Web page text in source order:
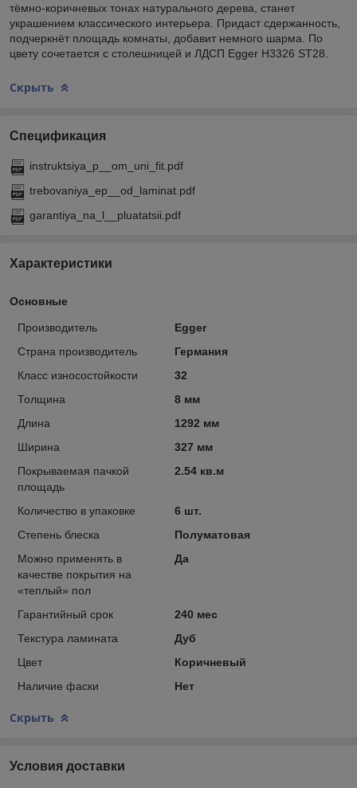
тёмно-коричневых тонах натурального дерева, станет
украшением классического интерьера. Придаст сдержанность,
подчеркнёт площадь комнаты, добавит немного шарма. По
цвету сочетается с столешницей и ЛДСП Egger H3326 ST28.
Скрыть
Спецификация
instruktsiya_p__om_uni_fit.pdf
trebovaniya_ep__od_laminat.pdf
garantiya_na_l__pluatatsii.pdf
Характеристики
Основные
Производитель
Egger
Страна производитель
Германия
Класс износостойкости
32
Толщина
8 мм
Длина
1292 мм
Ширина
327 мм
Покрываемая пачкой
площадь
2.54 кв.м
Количество в упаковке
6 шт.
Степень блеска
Полуматовая
Можно применять в
качестве покрытия на
«теплый» пол
Да
Гарантийный срок
240 мес
Текстура ламината
Дуб
Цвет
Коричневый
Наличие фаски
Нет
Скрыть
Условия доставки